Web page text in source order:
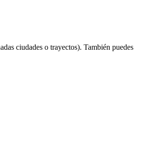
ciudades o trayectos). También puedes